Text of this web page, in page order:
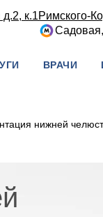
к.1Римского-
ВРАЧИ
нижней